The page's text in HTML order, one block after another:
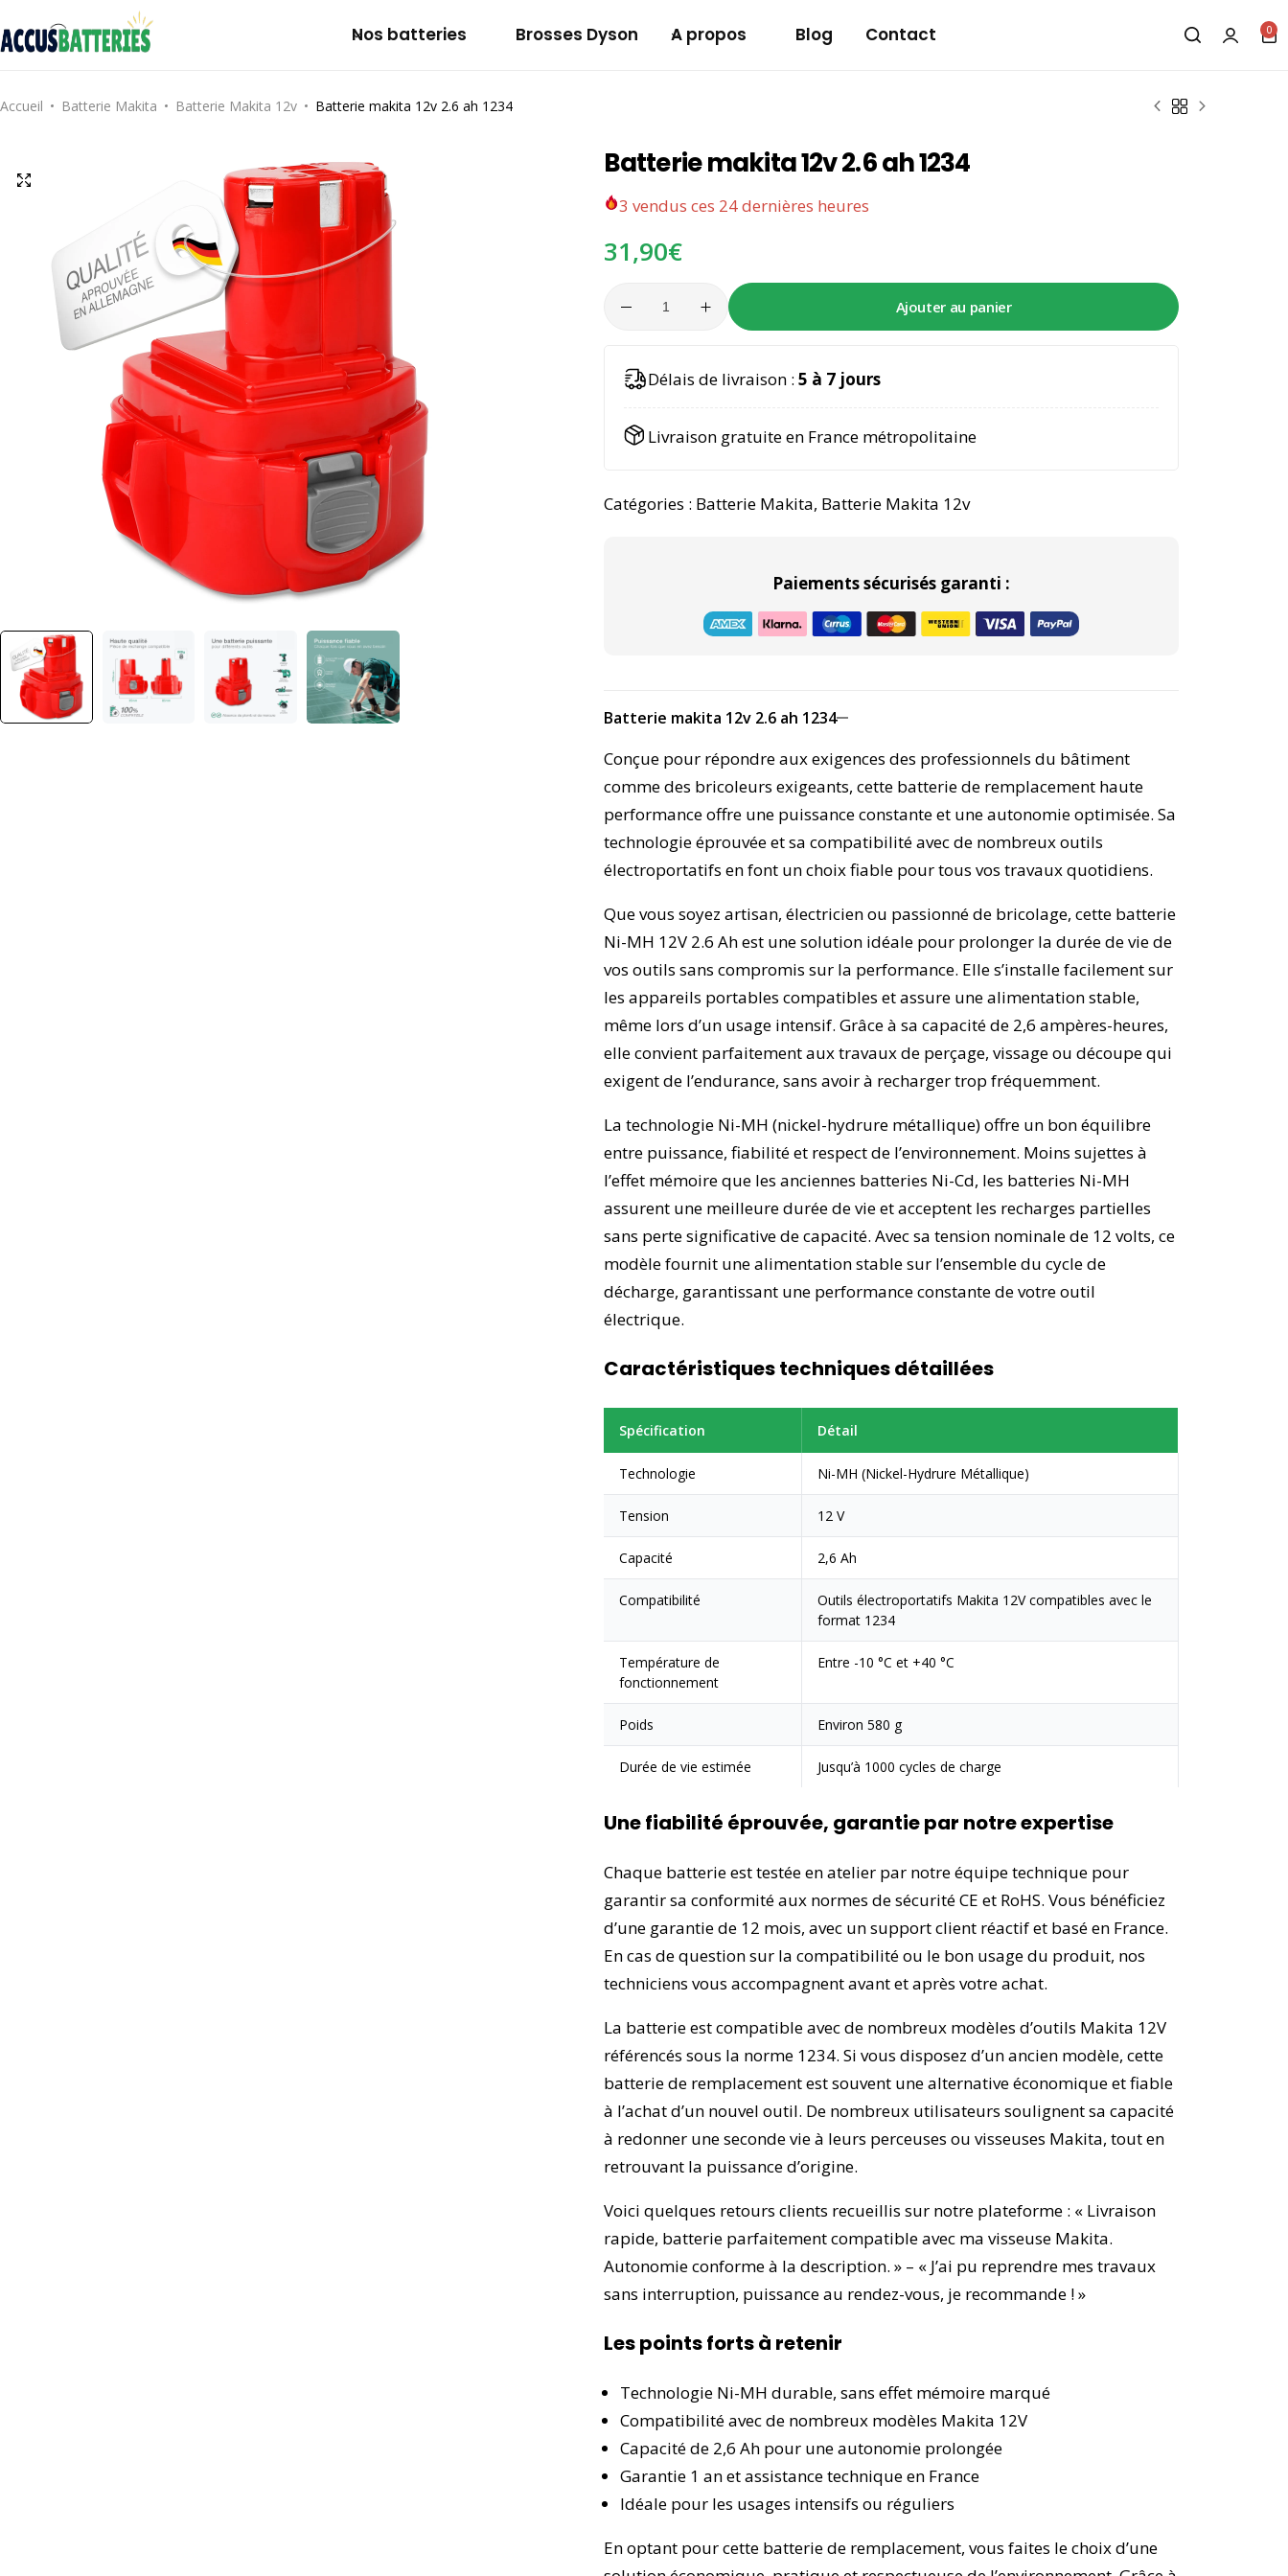
Nos batteries Brosses Dyson A propos Blog Contact 0
Accueil Batterie Makita Batterie Makita 12v Batterie makita 12v 2.6 ah 1234​
Batterie makita 12v 2.6 ah 1234​
3 vendus ces 24 dernières heures
31,90€
Ajouter au panier
n
Délais de livraison : 5 à 7 jours
Livraison gratuite en France métropolitaine
Catégories : Batterie Makita, Batterie Makita 12v
Paiements sécurisés garanti :
Batterie makita 12v 2.6 ah 1234​
Conçue pour répondre aux exigences des professionnels du bâtiment
comme des bricoleurs exigeants, cette batterie de remplacement haute
performance offre une puissance constante et une autonomie optimisée. Sa
technologie éprouvée et sa compatibilité avec de nombreux outils
électroportatifs en font un choix fiable pour tous vos travaux quotidiens.
Que vous soyez artisan, électricien ou passionné de bricolage, cette batterie
Ni-MH 12V 2.6 Ah est une solution idéale pour prolonger la durée de vie de
vos outils sans compromis sur la performance. Elle s’installe facilement sur
les appareils portables compatibles et assure une alimentation stable,
même lors d’un usage intensif. Grâce à sa capacité de 2,6 ampères-heures,
elle convient parfaitement aux travaux de perçage, vissage ou découpe qui
exigent de l’endurance, sans avoir à recharger trop fréquemment.
La technologie Ni-MH (nickel-hydrure métallique) offre un bon équilibre
entre puissance, fiabilité et respect de l’environnement. Moins sujettes à
l’effet mémoire que les anciennes batteries Ni-Cd, les batteries Ni-MH
assurent une meilleure durée de vie et acceptent les recharges partielles
sans perte significative de capacité. Avec sa tension nominale de 12 volts, ce
modèle fournit une alimentation stable sur l’ensemble du cycle de
décharge, garantissant une performance constante de votre outil
électrique.
Caractéristiques techniques détaillées
Spécification Détail
Technologie Ni-MH (Nickel-Hydrure Métallique)
Tension 12 V
Capacité 2,6 Ah
Compatibilité
Outils électroportatifs Makita 12V compatibles avec le
format 1234
Température de
fonctionnement
Entre -10 °C et +40 °C
Poids Environ 580 g
Durée de vie estimée Jusqu’à 1000 cycles de charge
Une fiabilité éprouvée, garantie par notre expertise
Chaque batterie est testée en atelier par notre équipe technique pour
garantir sa conformité aux normes de sécurité CE et RoHS. Vous bénéficiez
d’une garantie de 12 mois, avec un support client réactif et basé en France.
En cas de question sur la compatibilité ou le bon usage du produit, nos
techniciens vous accompagnent avant et après votre achat.
La batterie est compatible avec de nombreux modèles d’outils Makita 12V
référencés sous la norme 1234. Si vous disposez d’un ancien modèle, cette
batterie de remplacement est souvent une alternative économique et fiable
à l’achat d’un nouvel outil. De nombreux utilisateurs soulignent sa capacité
à redonner une seconde vie à leurs perceuses ou visseuses Makita, tout en
retrouvant la puissance d’origine.
Voici quelques retours clients recueillis sur notre plateforme : « Livraison
rapide, batterie parfaitement compatible avec ma visseuse Makita.
Autonomie conforme à la description. » – « J’ai pu reprendre mes travaux
sans interruption, puissance au rendez-vous, je recommande ! »
Les points forts à retenir
Technologie Ni-MH durable, sans effet mémoire marqué
Compatibilité avec de nombreux modèles Makita 12V
Capacité de 2,6 Ah pour une autonomie prolongée
Garantie 1 an et assistance technique en France
Idéale pour les usages intensifs ou réguliers
En optant pour cette batterie de remplacement, vous faites le choix d’une
Bosch
Ryobi